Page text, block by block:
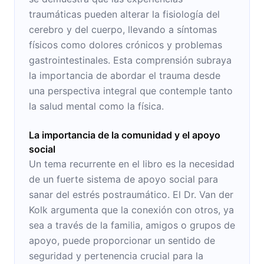
traumáticas pueden alterar la fisiología del
cerebro y del cuerpo, llevando a síntomas
físicos como dolores crónicos y problemas
gastrointestinales. Esta comprensión subraya
la importancia de abordar el trauma desde
una perspectiva integral que contemple tanto
la salud mental como la física.
La importancia de la comunidad y el apoyo
social
Un tema recurrente en el libro es la necesidad
de un fuerte sistema de apoyo social para
sanar del estrés postraumático. El Dr. Van der
Kolk argumenta que la conexión con otros, ya
sea a través de la familia, amigos o grupos de
apoyo, puede proporcionar un sentido de
seguridad y pertenencia crucial para la